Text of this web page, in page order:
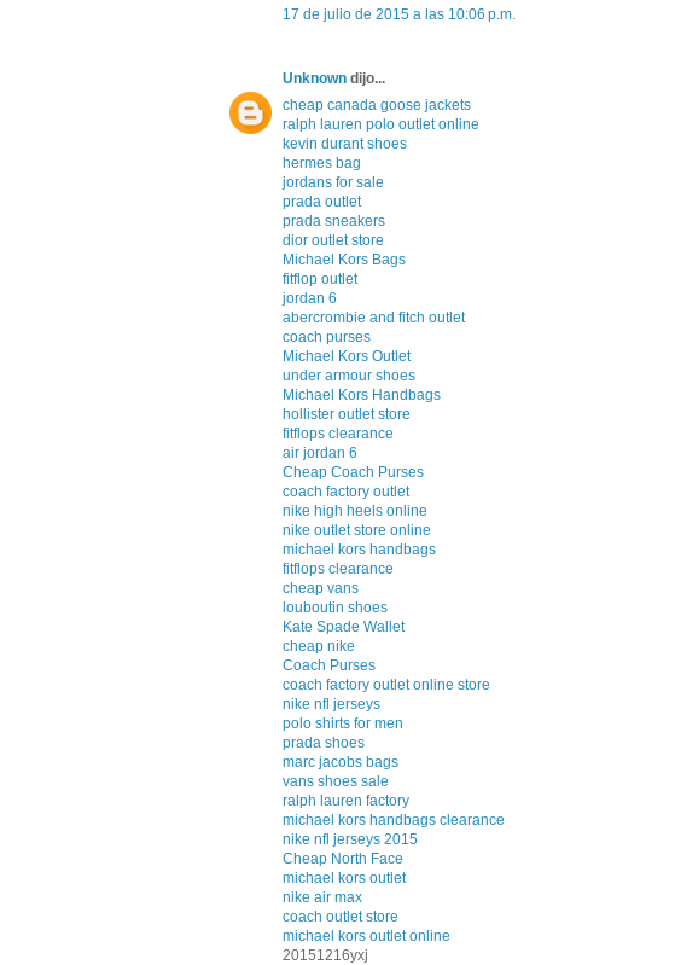
17 de julio de 2015 a las 10:06 p.m.
Unknown dijo...
cheap canada goose jackets
ralph lauren polo outlet online
kevin durant shoes
hermes bag
jordans for sale
prada outlet
prada sneakers
dior outlet store
Michael Kors Bags
fitflop outlet
jordan 6
abercrombie and fitch outlet
coach purses
Michael Kors Outlet
under armour shoes
Michael Kors Handbags
hollister outlet store
fitflops clearance
air jordan 6
Cheap Coach Purses
coach factory outlet
nike high heels online
nike outlet store online
michael kors handbags
fitflops clearance
cheap vans
louboutin shoes
Kate Spade Wallet
cheap nike
Coach Purses
coach factory outlet online store
nike nfl jerseys
polo shirts for men
prada shoes
marc jacobs bags
vans shoes sale
ralph lauren factory
michael kors handbags clearance
nike nfl jerseys 2015
Cheap North Face
michael kors outlet
nike air max
coach outlet store
michael kors outlet online
20151216yxj